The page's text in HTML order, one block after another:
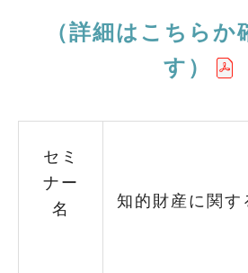
（詳細はこちらか
す）
セミ
ナー
名
知的財産に関す